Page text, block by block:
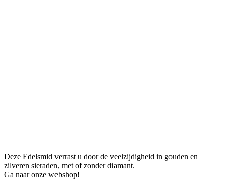
Deze Edelsmid verrast u door de veelzijdigheid in gouden en
zilveren sieraden, met of zonder diamant.
Ga naar onze webshop!